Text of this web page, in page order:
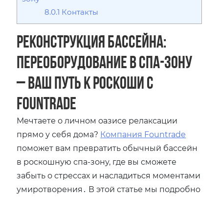
8.0.1 Контакты
Реконструкция бассейна:
переоборудование в спа-зону
– Ваш путь к роскоши с
Fountrade
Мечтаете о личном оазисе релаксации
прямо у себя дома? Компания Fountrade
поможет вам превратить обычный бассейн
в роскошную спа-зону, где вы сможете
забыть о стрессах и насладиться моментами
умиротворения․ В этой статье мы подробно